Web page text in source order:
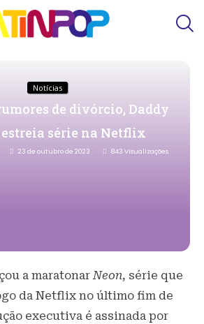
Notícias
de divórcio, Daddy
série na Netflix
23 de outubro de 2023 843 Visualizações
a maratonarNeon, série que
da Netflix no último fim de
executiva é assinada por